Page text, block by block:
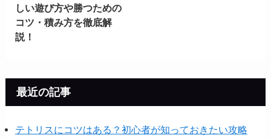
しい遊び方や勝つための
コツ・積み方を徹底解
説！
最近の記事
テトリスにコツはある？初心者が知っておきたい攻略